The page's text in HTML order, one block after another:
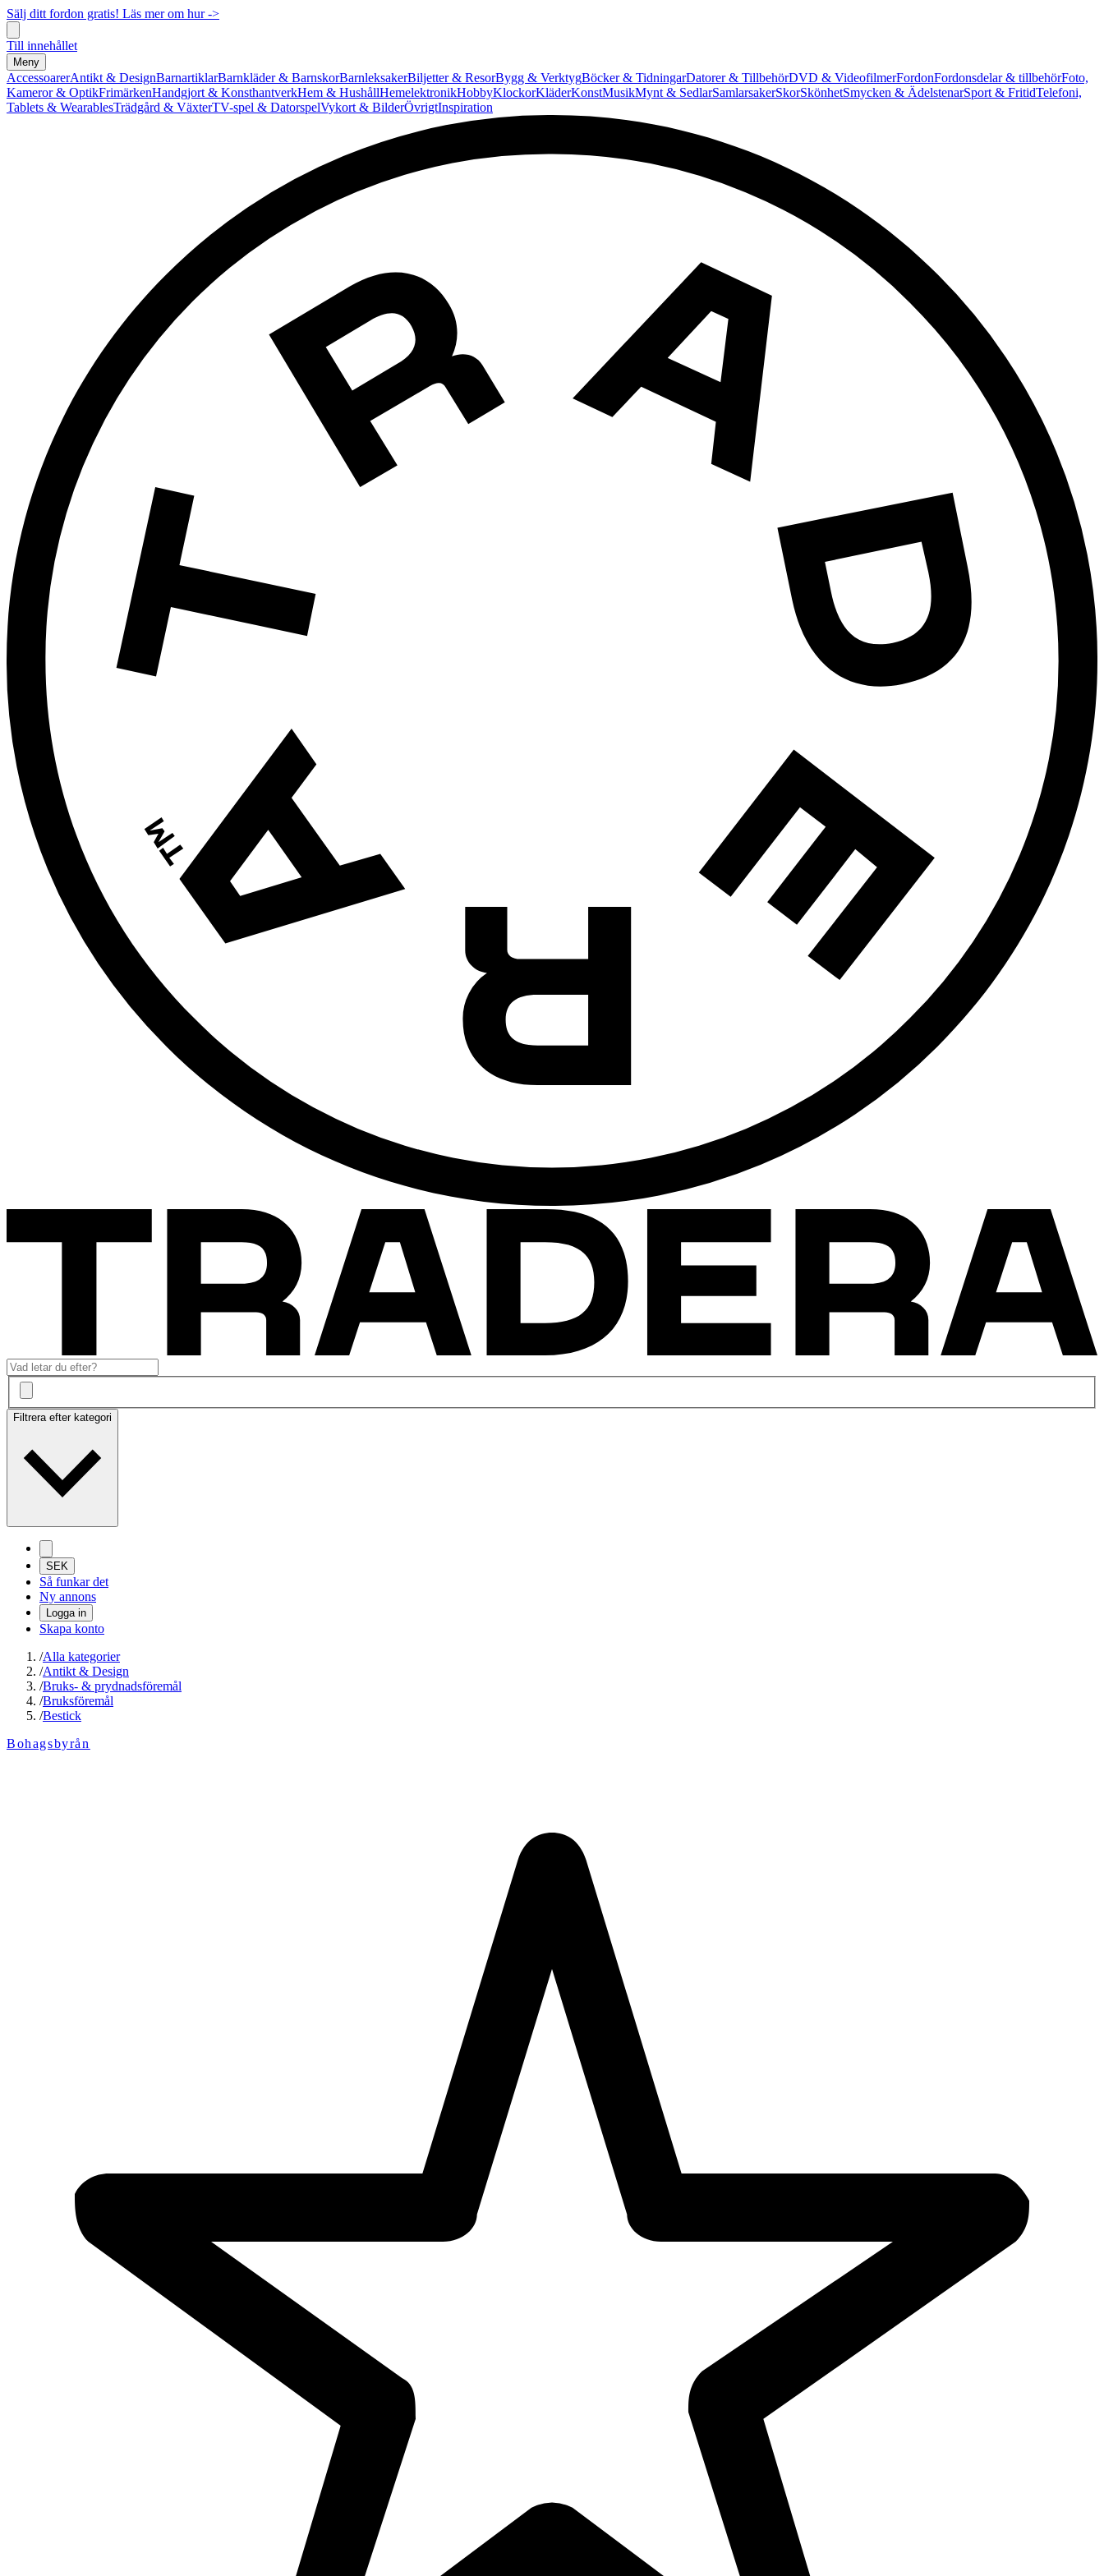
Sälj ditt fordon gratis! Läs mer om hur ->
Till innehållet
Meny
AccessoarerAntikt & DesignBarnartiklarBarnkläder & BarnskorBarnleksakerBiljetter & ResorBygg & VerktygBöcker & TidningarDatorer & TillbehörDVD & VideofilmerFordonFordonsdelar & tillbehörFoto,
Kameror & OptikFrimärkenHandgjort & KonsthantverkHem & HushållHemelektronikHobbyKlockorKläderKonstMusikMynt & SedlarSamlarsakerSkorSkönhetSmycken & ÄdelstenarSport & FritidTelefoni,
Tablets & WearablesTrädgård & VäxterTV-spel & DatorspelVykort & BilderÖvrigtInspiration
Filtrera efter kategori
SEK
Så funkar det
Ny annons
Logga in
Skapa konto
/Alla kategorier
/Antikt & Design
/Bruks- & prydnadsföremål
/Bruksföremål
/Bestick
Bohagsbyrån